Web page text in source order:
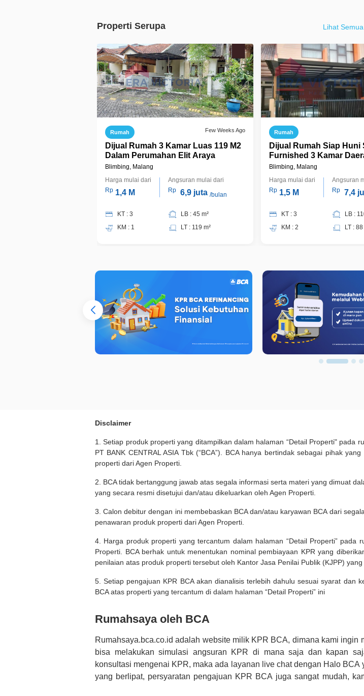
Properti Serupa Lihat
Rumah Few Weeks Ago
Dijual Rumah 3 Kamar Luas 119 M2
Dalam Perumahan Elit Araya
Blimbing, Malang
Harga mulai dari
Rp 1,4 M
Angsuran mulai dari
Rp 6,9 juta /bulan
KT : 3
KM : 1
LB : 45 m²
LT : 119 m²
Rumah
Dijual Rumah Siap Huni
Furnished 3 Kamar
Pandanwangi
Blimbing, Malang
Harga mulai dari
Rp 1,5 M
Angsuran
Rp 7,4
KT : 3
KM : 2
LB :
LT : 88
Disclaimer
1. Setiap produk properti yang ditampilkan dalam halaman “Detail Properti" pada
PT BANK CENTRAL ASIA Tbk (“BCA”). BCA hanya bertindak sebagai pihak
properti dari Agen Properti.
2. BCA tidak bertanggung jawab atas segala informasi serta materi yang dimuat
yang secara resmi disetujui dan/atau dikeluarkan oleh Agen Properti.
3. Calon debitur dengan ini membebaskan BCA dan/atau karyawan BCA dari
penawaran produk properti dari Agen Properti.
4. Harga produk properti yang tercantum dalam halaman “Detail Properti” pada
Properti. BCA berhak untuk menentukan nominal pembiayaan KPR yang
penilaian atas produk properti tersebut oleh Kantor Jasa Penilai Publik (KJPP)
5. Setiap pengajuan KPR BCA akan dianalisis terlebih dahulu sesuai syarat dan
BCA atas properti yang tercantum di dalam halaman “Detail Properti” ini
Rumahsaya oleh BCA
Rumahsaya.bca.co.id adalah website milik KPR BCA, dimana kami
bisa melakukan simulasi angsuran KPR di mana saja dan kapan
konsultasi mengenai KPR, maka ada layanan live chat dengan Halo
yang berlipat, persyaratan pengajuan KPR BCA juga sangat mudah,